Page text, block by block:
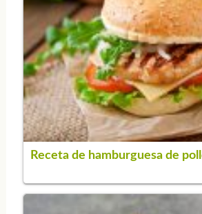
Receta de hamburguesa de